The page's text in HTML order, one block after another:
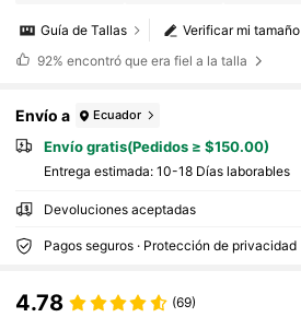
Verificar mi tamaño
Guía de Tallas
92% encontró que era fiel a la talla
Envío a Ecuador
Envío gratis(Pedidos ≥ $150.00)
Entrega estimada: 10-18 Días laborables
Devoluciones aceptadas
Pagos seguros · Protección de privacidad
4.78 (69)